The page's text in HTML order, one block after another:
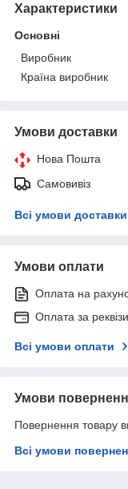
Характеристики
Основні
Виробник
Країна виробник
Умови доставки
Нова Пошта
Самовивіз
Всі умови доставки
Умови оплати
Оплата на
Оплата за
Всі умови оплати
Умови
Повернення товару
Всі умови